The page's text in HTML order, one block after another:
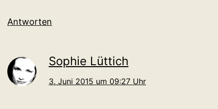
Antworten
Sophie Lüttich
3. Juni 2015 um 09:27 Uhr